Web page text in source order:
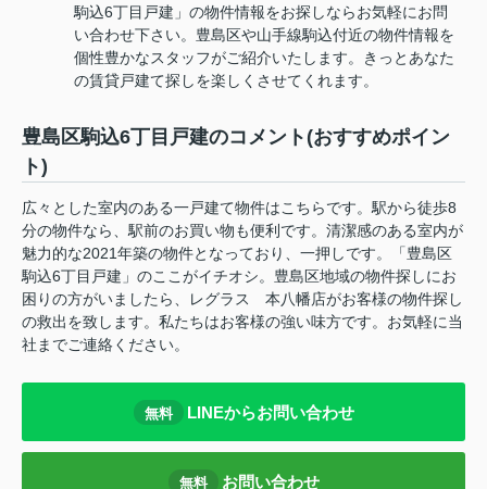
駒込6丁目戸建」の物件情報をお探しならお気軽にお問
い合わせ下さい。豊島区や山手線駒込付近の物件情報を
個性豊かなスタッフがご紹介いたします。きっとあなた
の賃貸戸建て探しを楽しくさせてくれます。
豊島区駒込6丁目戸建のコメント(おすすめポイン
ト)
広々とした室内のある一戸建て物件はこちらです。駅から徒歩8
分の物件なら、駅前のお買い物も便利です。清潔感のある室内が
魅力的な2021年築の物件となっており、一押しです。「豊島区
駒込6丁目戸建」のここがイチオシ。豊島区地域の物件探しにお
困りの方がいましたら、レグラス 本八幡店がお客様の物件探し
の救出を致します。私たちはお客様の強い味方です。お気軽に当
社までご連絡ください。
無料 LINEからお問い合わせ
無料 お問い合わせ